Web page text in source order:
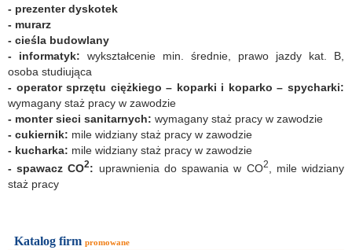
- prezenter dyskotek
- murarz
- cieśla budowlany
- informatyk: wykształcenie min. średnie, prawo jazdy kat. B,
osoba studiująca
- operator sprzętu ciężkiego – koparki i koparko – spycharki:
wymagany staż pracy w zawodzie
- monter sieci sanitarnych: wymagany staż pracy w zawodzie
- cukiernik: mile widziany staż pracy w zawodzie
- kucharka: mile widziany staż pracy w zawodzie
- spawacz CO2: uprawnienia do spawania w CO2
, mile widziany
staż pracy
Katalog firm promowane